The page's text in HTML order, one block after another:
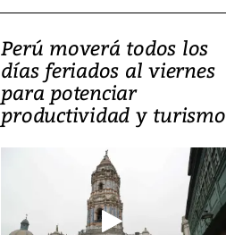
Perú moverá todos los
días feriados al viernes
para potenciar
productividad y turismo